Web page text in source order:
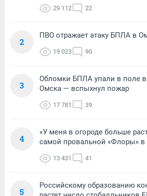
29 112 22
2
ПВО отражает атаку БПЛА в
19 023 90
3
Обломки БПЛА упали в поле в
Омска — вспыхнул пожар
17 781 39
4
«У меня в огороде больше
самой провальной «Флоры» в
13 431 41
5
Российскому образованию